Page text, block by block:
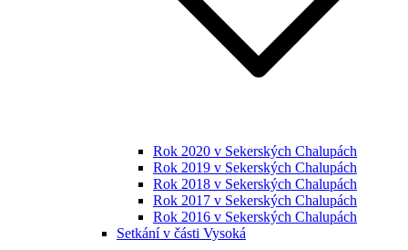
Rok 2020 v Sekerských Chalupách
Rok 2019 v Sekerských Chalupách
Rok 2018 v Sekerských Chalupách
Rok 2017 v Sekerských Chalupách
Rok 2016 v Sekerských Chalupách
Setkání v části Vysoká